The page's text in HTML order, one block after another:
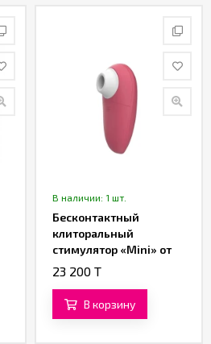
В наличии: 1 шт.
Бесконтактный
клиторальный
стимулятор «Mini» от
«Womanizer»
23 200 T
В корзину